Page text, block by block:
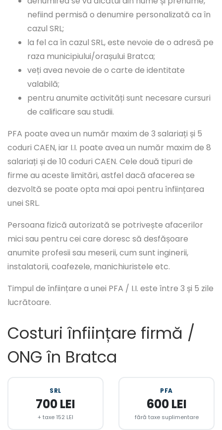
nefiind permisă o denumire personalizată ca în
cazul SRL;
la fel ca în cazul SRL, este nevoie de o adresă pe
raza municipiului/orașului Bratca;
veți avea nevoie de o carte de identitate
valabilă;
pentru anumite activități sunt necesare cursuri
de calificare sau studii.
PFA poate avea un număr maxim de 3 salariați și 5
coduri CAEN, iar I.I. poate avea un număr maxim de 8
salariați și de 10 coduri CAEN. Cele două tipuri de
firme au aceste limitări, astfel dacă afacerea se
dezvoltă se poate opta mai apoi pentru înființarea
unei SRL.
Persoana fizică autorizată se potrivește afacerilor
mici sau pentru cei care doresc să desfășoare
anumite profesii sau meserii, cum sunt inginerii,
instalatorii, coafezele, manichiuristele etc.
Timpul de înființare a unei PFA / I.I. este între 3 și 5 zile
lucrătoare.
Costuri înființare firmă /
ONG în Bratca
SRL
700 LEI
+ taxe 152 LEI
PFA
600 LEI
fără taxe suplimentare